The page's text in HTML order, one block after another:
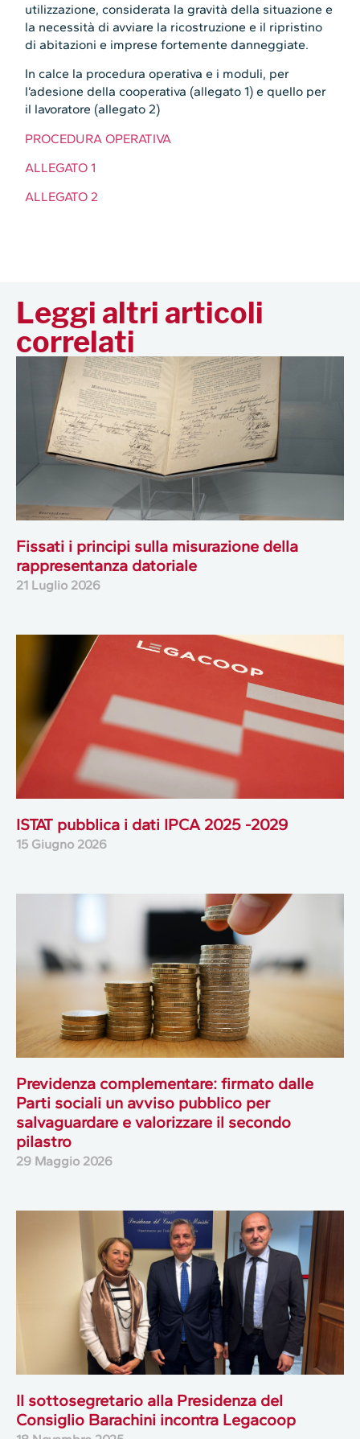
utilizzazione, considerata la gravità della situazione e
la necessità di avviare la ricostruzione e il ripristino
di abitazioni e imprese fortemente danneggiate.
In calce la procedura operativa e i moduli, per
l’adesione della cooperativa (allegato 1) e quello per
il lavoratore (allegato 2)
PROCEDURA OPERATIVA
ALLEGATO 1
ALLEGATO 2
Leggi altri articoli
correlati
Fissati i principi sulla misurazione della
rappresentanza datoriale
21 Luglio 2026
ISTAT pubblica i dati IPCA 2025 -2029
15 Giugno 2026
Previdenza complementare: firmato dalle
Parti sociali un avviso pubblico per
salvaguardare e valorizzare il secondo
pilastro
29 Maggio 2026
Il sottosegretario alla Presidenza del
Consiglio Barachini incontra Legacoop